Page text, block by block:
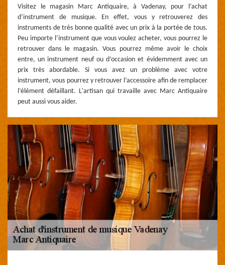
Visitez le magasin Marc Antiquaire, à Vadenay, pour l’achat
d’instrument de musique. En effet, vous y retrouverez des
instruments de très bonne qualité avec un prix à la portée de tous.
Peu importe l’instrument que vous voulez acheter, vous pourrez le
retrouver dans le magasin. Vous pourrez même avoir le choix
entre, un instrument neuf ou d’occasion et évidemment avec un
prix très abordable. Si vous avez un problème avec votre
instrument, vous pourrez y retrouver l’accessoire afin de remplacer
l’élément défaillant. L'artisan qui travaille avec Marc Antiquaire
peut aussi vous aider.